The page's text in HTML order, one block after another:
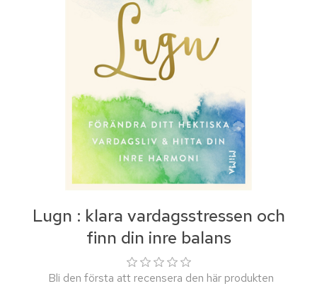
Lugn : klara vardagsstressen och
finn din inre balans
Bli den första att recensera den här produkten